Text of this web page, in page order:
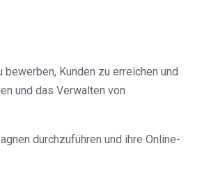
Kunden zu erreichen und
und das Verwalten von
durchzuführen und ihre Online-